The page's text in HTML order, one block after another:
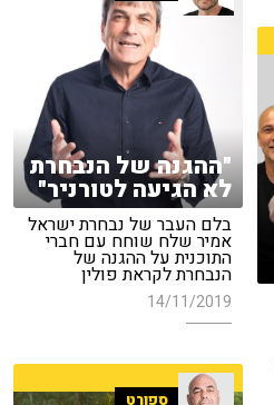
"ההגנה של הנבחרת
לא הגיעה לטורניר"
בלם העבר של נבחרת ישראל
אמיר שלח שוחח עם חברי
התוכנית על ההגנה של
הנבחרת לקראת פולין
14/11/2019
ספורט